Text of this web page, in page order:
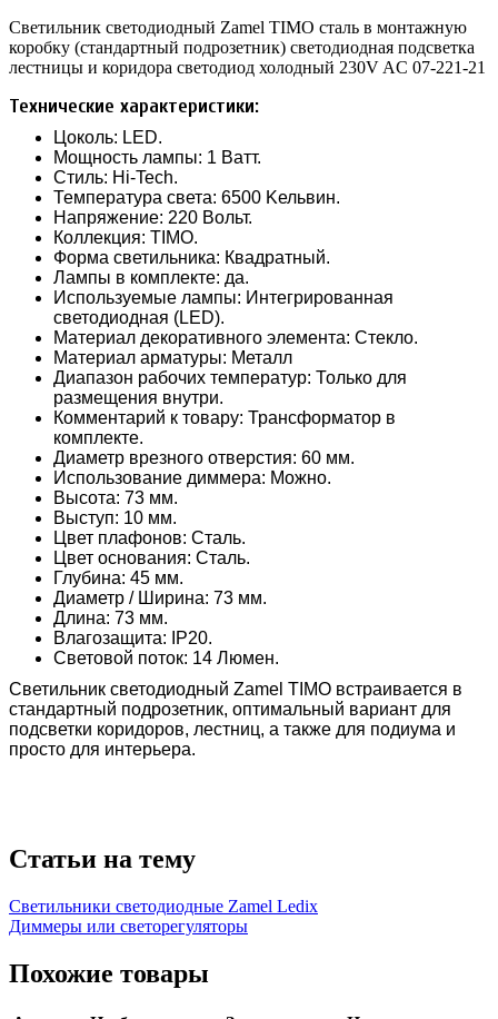
Светильник светодиодный Zamel TIMO сталь в монтажную
коробку (стандартный подрозетник) светодиодная подсветка
лестницы и коридора светодиод холодный 230V AC 07-221-21
Технические характеристики:
Цоколь: LED.
Мощность лампы: 1 Ватт.
Стиль: Hi-Tech.
Температура света: 6500 Kельвин.
Напряжение: 220 Вольт.
Коллекция: TIMO.
Форма светильника: Квадратный.
Лампы в комплекте: да.
Используемые лампы: Интегрированная
светодиодная (LED).
Материал декоративного элемента: Стекло.
Материал арматуры: Металл
Диапазон рабочих температур: Только для
размещения внутри.
Комментарий к товару: Трансформатор в
комплекте.
Диаметр врезного отверстия: 60 мм.
Использование диммера: Можно.
Высота: 73 мм.
Выступ: 10 мм.
Цвет плафонов: Сталь.
Цвет основания: Сталь.
Глубина: 45 мм.
Диаметр / Ширина: 73 мм.
Длина: 73 мм.
Влагозащита: IP20.
Световой поток: 14 Люмен.
Светильник светодиодный Zamel TIMO встраивается в
стандартный подрозетник, оптимальный вариант для
подсветки коридоров, лестниц, а также для подиума и
просто для интерьера.
Статьи на тему
Светильники светодиодные Zamel Ledix
Диммеры или светорегуляторы
Похожие товары